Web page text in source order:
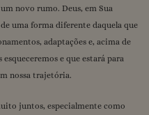
novo rumo. Deus, em Sua
uma forma diferente daquela que
adaptações e, acima de
e que estará para
nossa trajetória.
juntos, especialmente como